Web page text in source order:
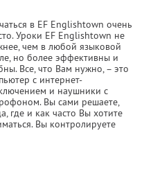
в EF Englishtown очень
Уроки EF Englishtown не
чем в любой языковой
но более эффективны и
Все, что Вам нужно, – это
с интернет-
и наушники с
Вы сами решаете,
где и как часто Вы хотите
Вы контролируете